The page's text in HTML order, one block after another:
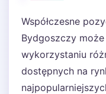
Współczesne
Bydgoszczy
wykorzystaniu
dostępnych na